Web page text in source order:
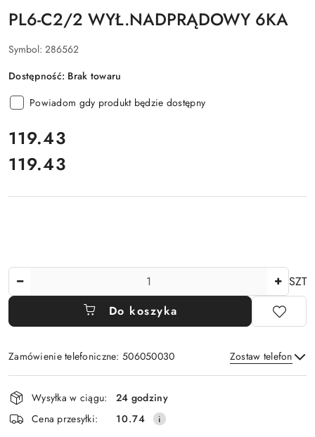
PL6-C2/2 WYŁ.NADPRĄDOWY 6KA
Symbol: 286562
Dostępność: Brak towaru
Powiadom gdy produkt będzie dostępny
cena:
119.43
Cena:
119.43
SZT
Do koszyka
Zamówienie telefoniczne: 506050030 Zostaw telefon
Wyślij
Dostępność
i
dostawa
Wysyłka w ciągu:
24 godziny
Cena przesyłki:
10.74